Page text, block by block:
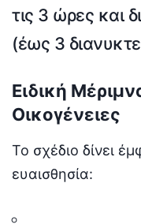
τις 3 ώρες και
(έως 3
Ειδική
Οικογένειες
Το σχέδιο δίνει
ευαισθησία: